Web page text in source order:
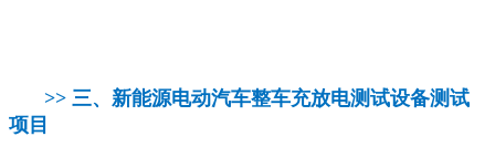
>> 三、 新能源电动汽车整车充放电测试设备测试
项目